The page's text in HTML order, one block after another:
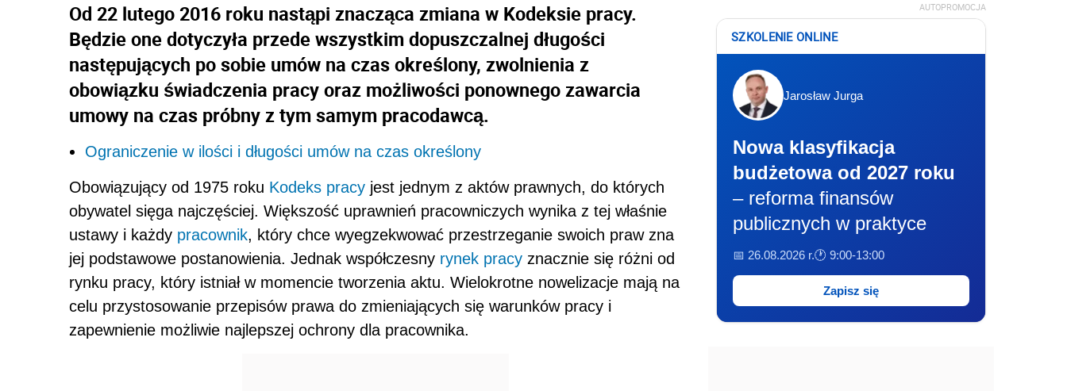
Od 22 lutego 2016 roku nastąpi znacząca zmiana w Kodeksie pracy.
Będzie one dotyczyła przede wszystkim dopuszczalnej długości
następujących po sobie umów na czas określony, zwolnienia z
obowiązku świadczenia pracy oraz możliwości ponownego zawarcia
umowy na czas próbny z tym samym pracodawcą.
Ograniczenie w ilości i długości umów na czas określony
Obowiązujący od 1975 roku Kodeks pracy jest jednym z aktów prawnych, do których
obywatel sięga najczęściej. Większość uprawnień pracowniczych wynika z tej właśnie
ustawy i każdy pracownik, który chce wyegzekwować przestrzeganie swoich praw zna
jej podstawowe postanowienia. Jednak współczesny rynek pracy znacznie się różni od
rynku pracy, który istniał w momencie tworzenia aktu. Wielokrotne nowelizacje mają na
celu przystosowanie przepisów prawa do zmieniających się warunków pracy i
zapewnienie możliwie najlepszej ochrony dla pracownika.
AUTOPROMOCJA
SZKOLENIE ONLINE
Jarosław Jurga
Nowa klasyfikacja
budżetowa od 2027 roku
– reforma finansów
publicznych w praktyce
📅 26.08.2026 r.🕐 9:00-13:00
Zapisz się